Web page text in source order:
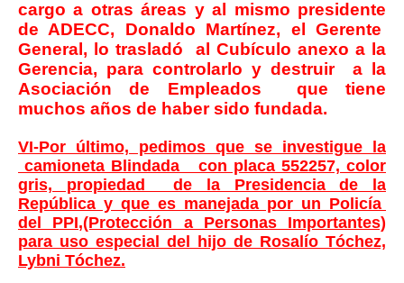
cargo a otras áreas y al mismo presidente
de ADECC, Donaldo Martínez, el Gerente
General, lo trasladó al Cubículo anexo a la
Gerencia, para controlarlo y destruir a la
Asociación de Empleados que tiene
muchos años de haber sido fundada.
VI-Por último, pedimos que se investigue la
camioneta Blindada con placa 552257, color
gris, propiedad de la Presidencia de la
República y que es manejada por un Policía
del PPI,(Protección a Personas Importantes)
para uso especial del hijo de Rosalío Tóchez,
Lybni Tóchez.